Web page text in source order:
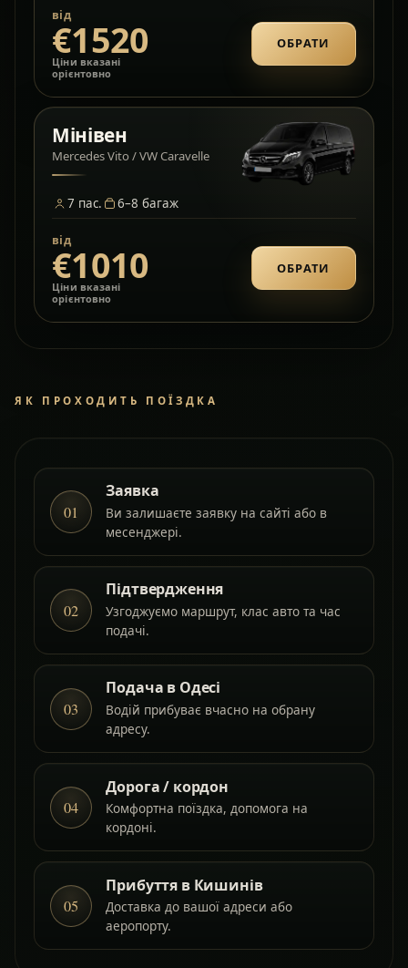
від
€1520
Ціни вказані
орієнтовно
ОБРАТИ
Мінівен
Mercedes Vito / VW Caravelle
7 пас. 6–8 багаж
від
€1010
Ціни вказані
орієнтовно
ОБРАТИ
ЯК ПРОХОДИТЬ ПОЇЗДКА
01
Заявка
Ви залишаєте заявку на сайті або в
месенджері.
02
Підтвердження
Узгоджуємо маршрут, клас авто та час
подачі.
03
Подача в Одесі
Водій прибуває вчасно на обрану
адресу.
04
Дорога / кордон
Комфортна поїздка, допомога на
кордоні.
05
Прибуття в Кишинів
Доставка до вашої адреси або
аеропорту.